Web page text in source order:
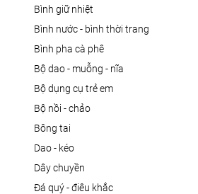
bình giữ nhiệt
bình nước - bình thời trang
bình pha cà phê
bộ dao - muỗng - nĩa
bộ dụng cụ trẻ em
bộ nồi - chảo
bông tai
dao - kéo
dây chuyền
đá quý - điêu khắc